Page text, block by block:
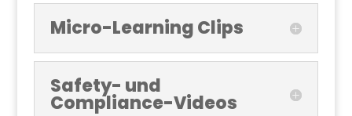
Micro-Learning Clips
Safety- und
Compliance-Videos